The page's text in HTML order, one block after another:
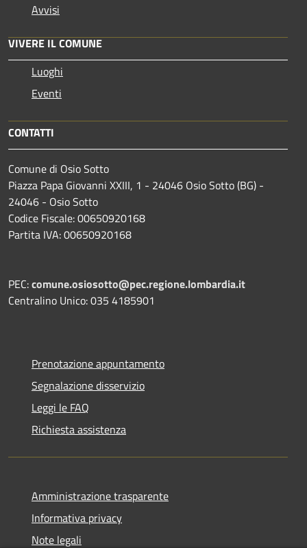
Avvisi
VIVERE IL COMUNE
Luoghi
Eventi
CONTATTI
Comune di Osio Sotto
Piazza Papa Giovanni XXIII, 1 - 24046 Osio Sotto (BG) -
24046 - Osio Sotto
Codice Fiscale: 00650920168
Partita IVA: 00650920168
PEC:comune.osiosotto@pec.regione.lombardia.it
Centralino Unico: 035 4185901
Prenotazione appuntamento
Segnalazione disservizio
Leggi le FAQ
Richiesta assistenza
Amministrazione trasparente
Informativa privacy
Note legali